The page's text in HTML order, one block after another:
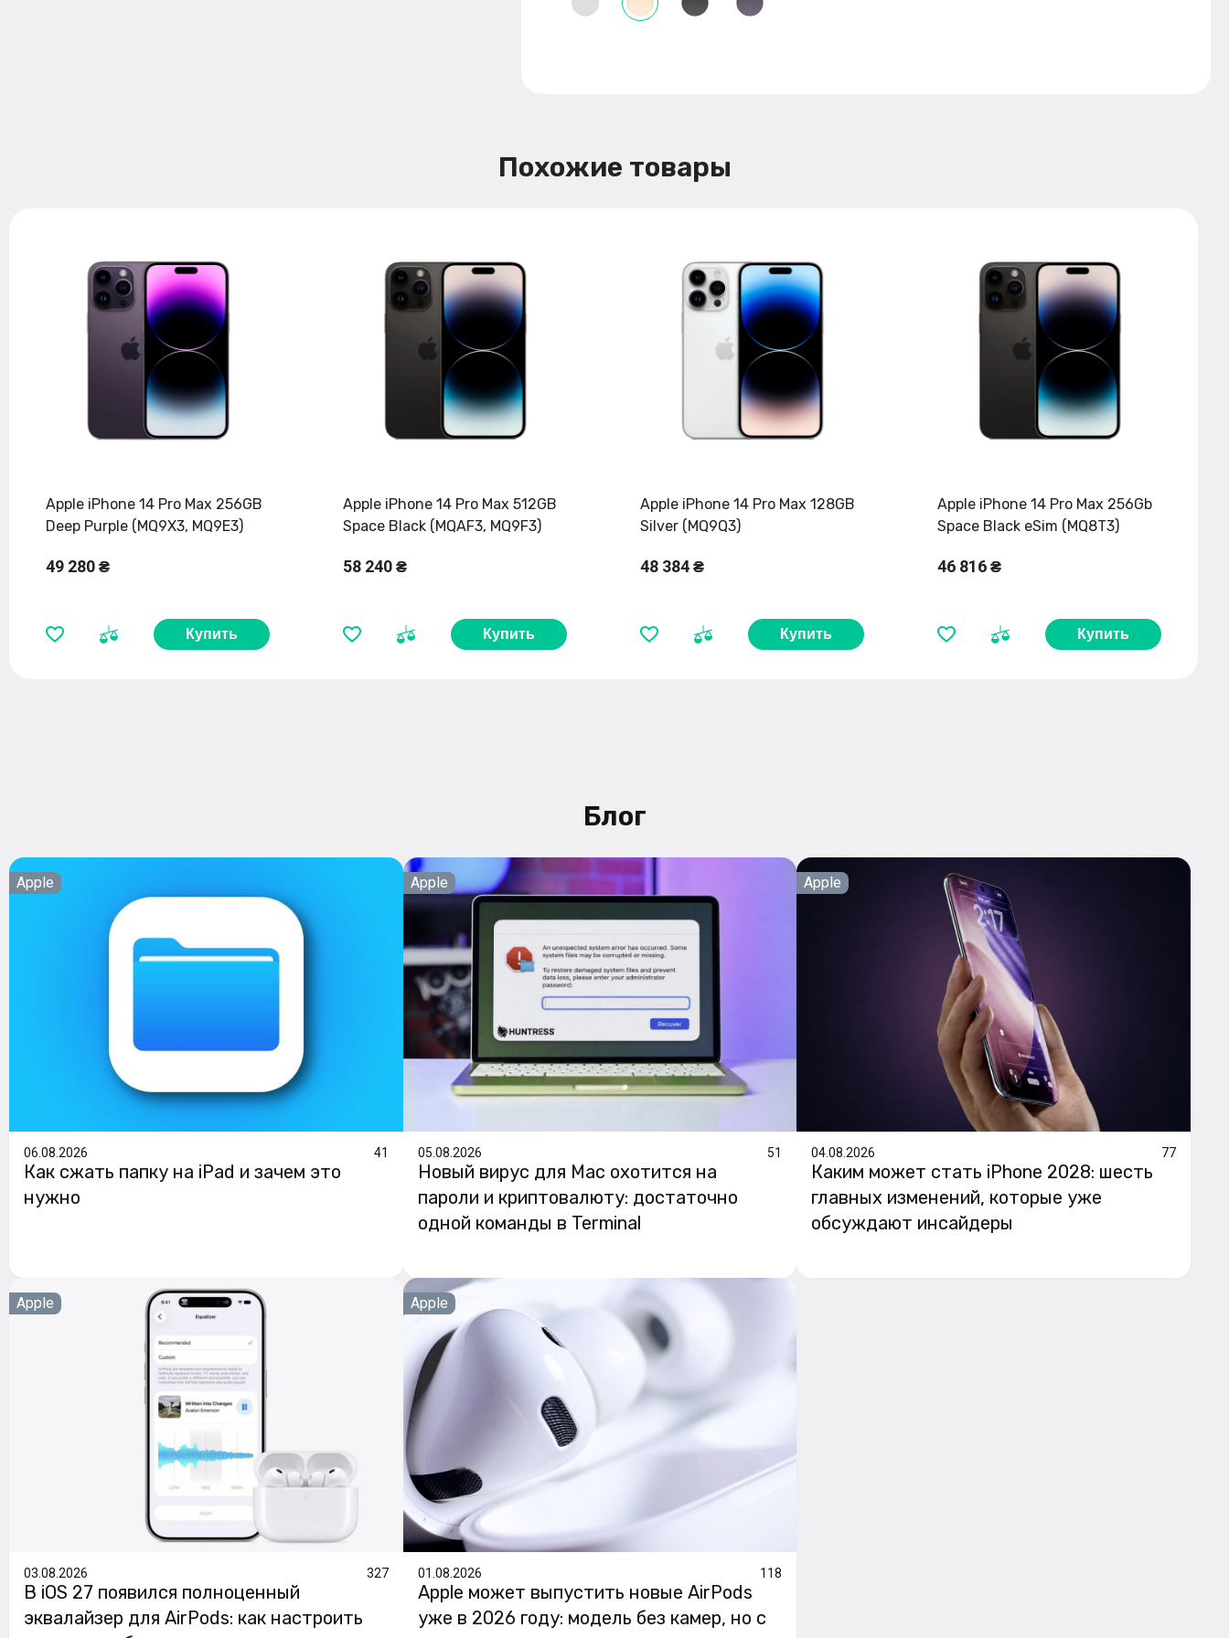
Похожие товары
Apple iPhone 14 Pro Max 256GB
Deep Purple (MQ9X3, MQ9E3)
49 280 ₴
Купить
Apple iPhone 14 Pro Max 512GB
Space Black (MQAF3, MQ9F3)
58 240 ₴
Купить
Apple iPhone 14 Pro Max 128GB
Silver (MQ9Q3)
48 384 ₴
Купить
Apple iPhone 14 Pro Max 256Gb
Space Black eSim (MQ8T3)
46 816 ₴
Купить
Блог
Apple
06.08.2026 41
Как сжать папку на iPad и зачем это
нужно
Apple
05.08.2026 51
Новый вирус для Mac охотится на
пароли и криптовалюту: достаточно
одной команды в Terminal
Apple
04.08.2026 77
Каким может стать iPhone 2028: шесть
главных изменений, которые уже
обсуждают инсайдеры
Apple
03.08.2026 327
В iOS 27 появился полноценный
эквалайзер для AirPods: как настроить
Apple
01.08.2026 118
Apple может выпустить новые AirPods
уже в 2026 году: модель без камер, но с